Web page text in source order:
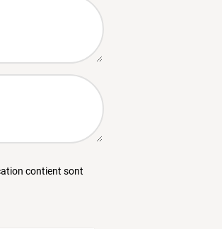
contient sont